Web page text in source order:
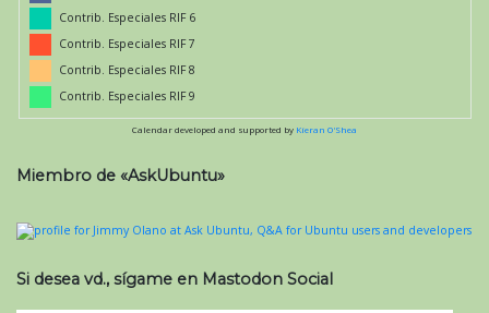
Contrib. Especiales RIF 6
Contrib. Especiales RIF 7
Contrib. Especiales RIF 8
Contrib. Especiales RIF 9
Calendar developed and supported by Kieran O'Shea
Miembro de «AskUbuntu»
Si desea vd., sígame en Mastodon Social